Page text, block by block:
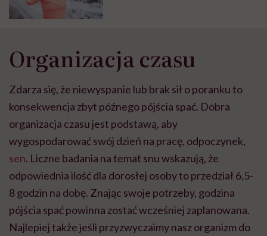
Organizacja czasu
Zdarza się, że niewyspanie lub brak sił o poranku to
konsekwencja zbyt późnego pójścia spać. Dobra
organizacja czasu jest podstawą, aby
wygospodarować swój dzień na pracę, odpoczynek,
sen. Liczne badania na temat snu wskazują, że
odpowiednia ilość dla dorosłej osoby to przedział 6,5-
8 godzin na dobę. Znając swoje potrzeby, godzina
pójścia spać powinna zostać wcześniej zaplanowana.
Najlepiej także jeśli przyzwyczaimy nasz organizm do